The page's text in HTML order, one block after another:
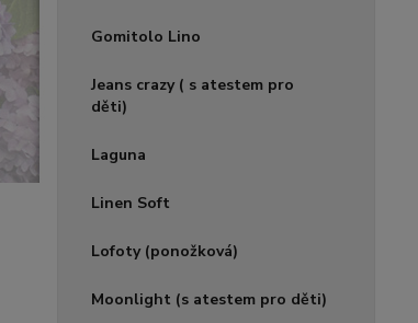
Gomitolo Lino
Jeans crazy ( s atestem pro
děti)
Laguna
Linen Soft
Lofoty (ponožková)
Moonlight (s atestem pro děti)